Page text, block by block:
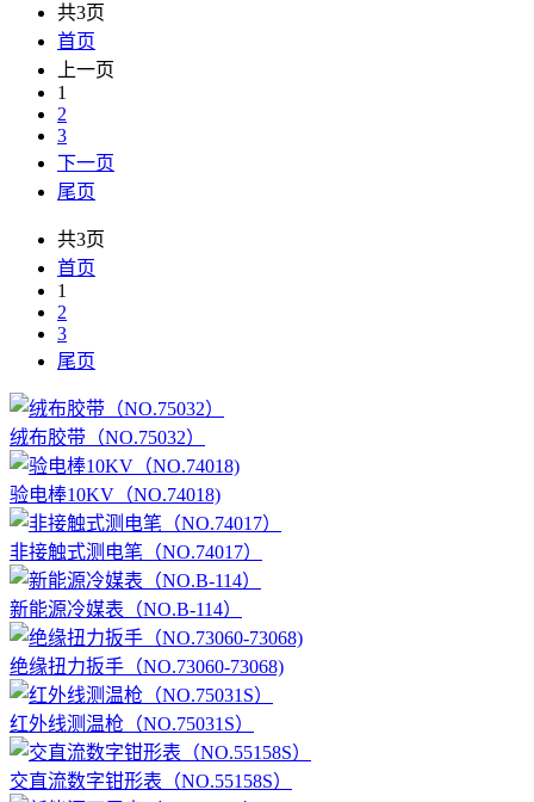
共3页
首页
上一页
1
2
3
下一页
尾页
共3页
首页
1
2
3
尾页
绒布胶带（NO.75032）
验电棒10KV（NO.74018)
非接触式测电笔（NO.74017）
新能源冷媒表（NO.B-114）
绝缘扭力扳手（NO.73060-73068)
红外线测温枪（NO.75031S）
交直流数字钳形表（NO.55158S）